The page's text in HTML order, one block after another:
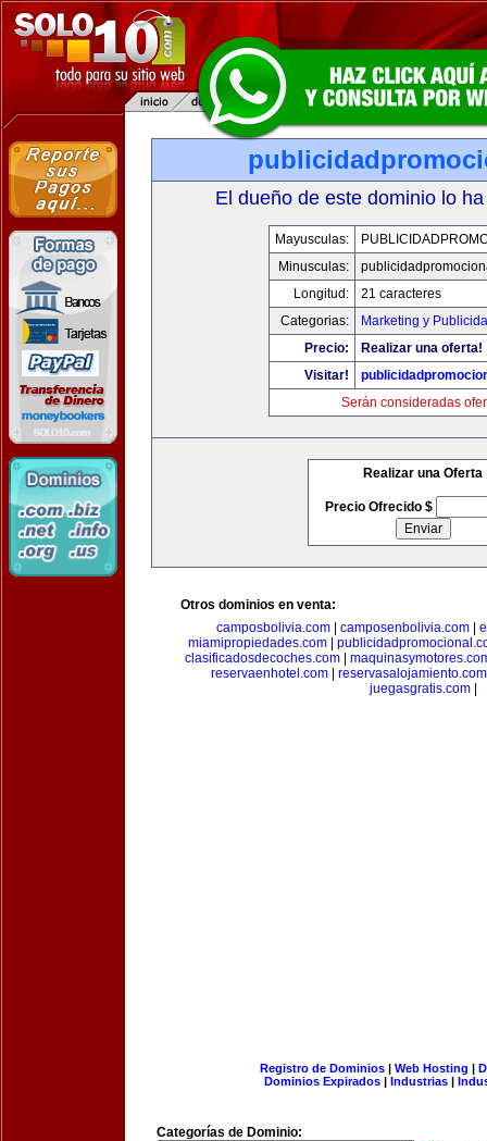
El dueño de este dominio lo
Mayusculas:
Minusculas:
Longitud:
21 caracteres
Categorias:
Marketing y
Precio:
Realizar una oferta!
Visitar!
Serán consideradas
Realizar una Oferta
Precio Ofrecido $
Otros dominios en venta:
camposbolivia.com| camposenbolivia.com|
miamipropiedades.com
clasificadosdecoches.com
reservaenhotel.com| reservasalojamiento.com
juegasgratis.com|
Registro de Dominios| Web Hosting |
Dominios Expirados | Industrias |
Categorías de Dominio: